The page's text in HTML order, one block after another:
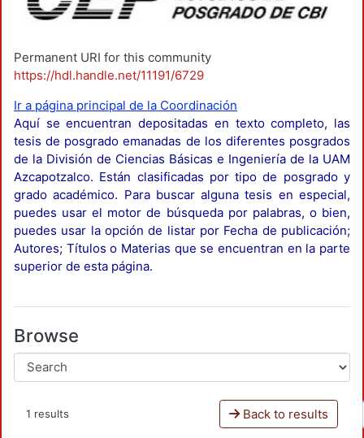
Permanent URI for this community
https://hdl.handle.net/11191/6729
Ir a página principal de la Coordinación
Aquí se encuentran depositadas en texto completo, las
tesis de posgrado emanadas de los diferentes posgrados
de la División de Ciencias Básicas e Ingeniería de la UAM
Azcapotzalco. Están clasificadas por tipo de posgrado y
grado académico. Para buscar alguna tesis en especial,
puedes usar el motor de búsqueda por palabras, o bien,
puedes usar la opción de listar por Fecha de publicación;
Autores; Títulos o Materias que se encuentran en la parte
superior de esta página.
Browse
1 results Back to results